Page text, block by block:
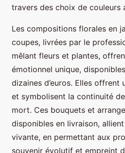
travers des choix de couleurs
Les compositions florales en
coupes, livrées par le
mêlant fleurs et plantes,
émotionnel unique,
dizaines d’euros. Elles offrent
et symbolisent la continuité
mort. Ces bouquets et
disponibles en livraison,
vivante, en permettant aux
souvenir évolutif et empreint